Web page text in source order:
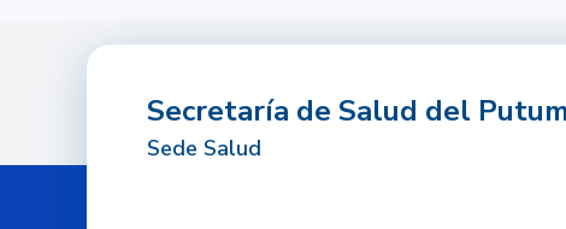
Secretaría de Salud del
Sede Salud